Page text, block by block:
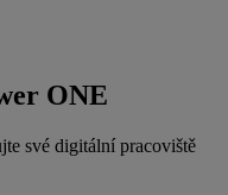
ONE
své digitální pracoviště